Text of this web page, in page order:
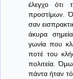
έλεγχο ότι
προστίμων.
σαν
άκυρα
γωνία που
ποτέ του
πολιτεία.
πάντα ήταν